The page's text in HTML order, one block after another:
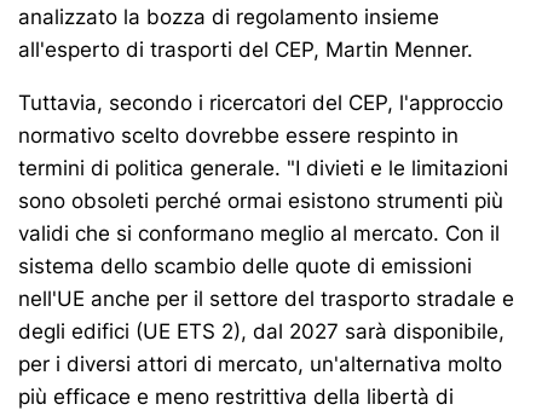
analizzato la bozza di regolamento insieme
all'esperto di trasporti del CEP, Martin Menner.
Tuttavia, secondo i ricercatori del CEP, l'approccio
normativo scelto dovrebbe essere respinto in
termini di politica generale. "I divieti e le limitazioni
sono obsoleti perché ormai esistono strumenti più
validi che si conformano meglio al mercato. Con il
sistema dello scambio delle quote di emissioni
nell'UE anche per il settore del trasporto stradale e
degli edifici (UE ETS 2), dal 2027 sarà disponibile,
per i diversi attori di mercato, un'alternativa molto
più efficace e meno restrittiva della libertà di